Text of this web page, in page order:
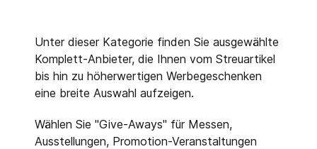
Unter dieser Kategorie finden Sie ausgewählte
Komplett-Anbieter, die Ihnen vom Streuartikel
bis hin zu höherwertigen Werbegeschenken
eine breite Auswahl aufzeigen.
Wählen Sie "Give-Aways" für Messen,
Ausstellungen, Promotion-Veranstaltungen